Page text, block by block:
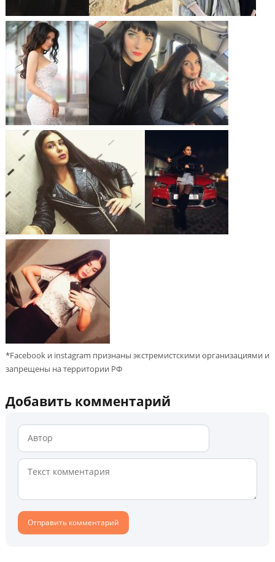
*Facebook и instagram признаны экстремистскими организациями и
запрещены на территории РФ
Добавить комментарий